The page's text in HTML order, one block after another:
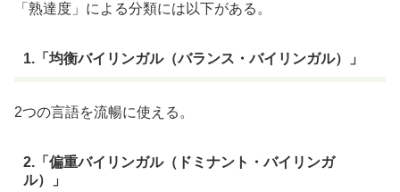
「熟達度」による分類には以下がある。
1.「均衡バイリンガル（バランス・バイリンガル）」
2つの言語を流暢に使える。
2.「偏重バイリンガル（ドミナント・バイリンガ
ル）」